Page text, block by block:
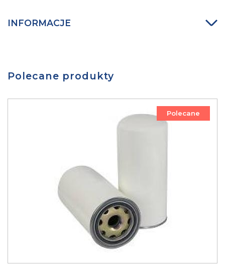
INFORMACJE
Polecane produkty
Polecane